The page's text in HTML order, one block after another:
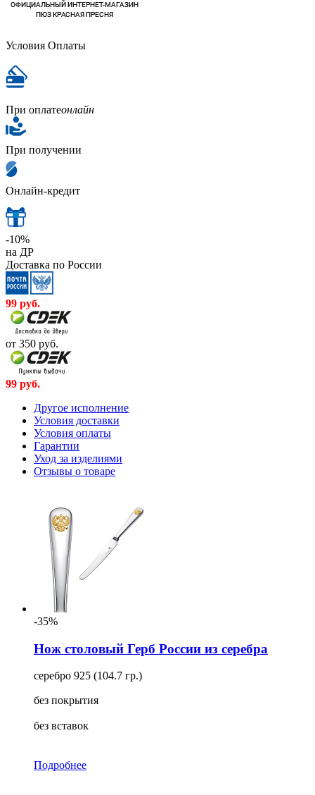
Условия Оплаты
При оплатеонлайн
При получении
Онлайн-кредит
-10%
на ДР
Доставка по России
99 руб.
от 350 руб.
99 руб.
Другое исполнение
Условия доставки
Условия оплаты
Гарантии
Уход за изделиями
Отзывы о товаре
-35%
Нож столовый Герб России из серебра
серебро 925 (104.7 гр.)
без покрытия
без вставок
Подробнее